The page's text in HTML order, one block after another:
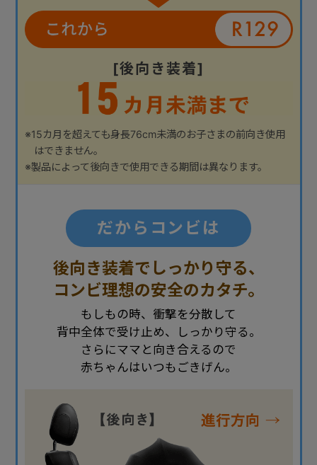
[後向き装着]
※15カ月を超えても身長76cm未満のお子さまの前向き使用
はできません。
※製品によって後向きで使用できる期間は異なります。
だからコンビは
後向き装着でしっかり守る、
コンビ理想の安全のカタチ。
もしもの時、衝撃を分散して
背中全体で受け止め、しっかり守る。
さらにママと向き合えるので
赤ちゃんはいつもごきげん。